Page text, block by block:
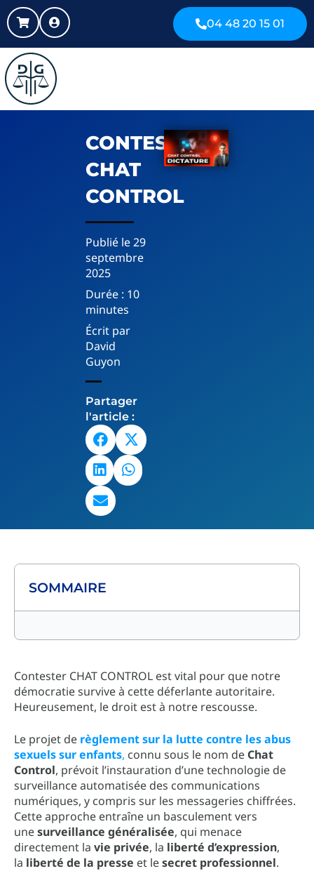
04 48 20 15 01
CONTESTER
CHAT
CONTROL
Publié le29
septembre
2025
Durée : 10
minutes
Écrit par
David
Guyon
Partager
l'article :
SOMMAIRE
Contester CHAT CONTROL est vital pour que notre
démocratie survive à cette déferlante autoritaire.
Heureusement, le droit est à notre rescousse.
Le projet de règlement sur la lutte contre les abus
sexuels sur enfants, connu sous le nom de Chat
Control, prévoit l’instauration d’une technologie de
surveillance automatisée des communications
numériques, y compris sur les messageries chiffrées.
Cette approche entraîne un basculement vers
unesurveillance généralisée, qui menace
directement la vie privée, la liberté d’expression,
la liberté de la presse et lesecret professionnel.